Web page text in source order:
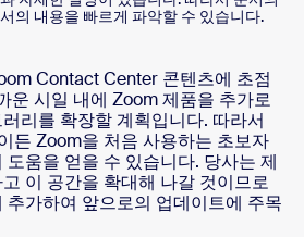
의 내용을 빠르게 파악할 수 있습니다.
Contact Center 콘텐츠에 초점
운 시일 내에 Zoom 제품을 추가로
리를 확장할 계획입니다. 따라서
든 Zoom을 처음 사용하는 초보자
움을 얻을 수 있습니다. 당사는 제
이 공간을 확대해 나갈 것이므로
추가하여 앞으로의 업데이트에 주목